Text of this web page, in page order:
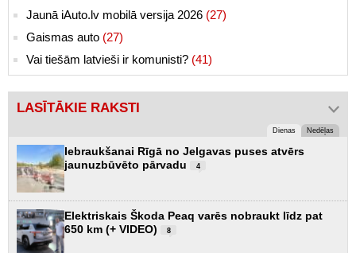
Jaunā iAuto.lv mobilā versija 2026 (27)
Gaismas auto (27)
Vai tiešām latvieši ir komunisti? (41)
LASĪTĀKIE RAKSTI
Dienas Nedēļas
Iebraukšanai Rīgā no Jelgavas puses atvērs
jaunuzbūvēto pārvadu
4
Elektriskais Škoda Peaq varēs nobraukt līdz pat
650 km (+ VIDEO)
8